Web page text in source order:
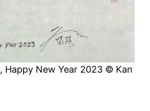
Happy New Year 2023 © Kan